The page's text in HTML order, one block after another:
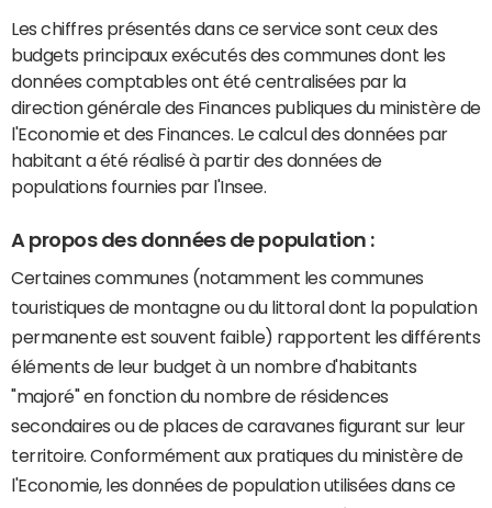
Les chiffres présentés dans ce service sont ceux des
budgets principaux exécutés des communes dont les
données comptables ont été centralisées par la
direction générale des Finances publiques du ministère de
l'Economie et des Finances. Le calcul des données par
habitant a été réalisé à partir des données de
populations fournies par l'Insee.
A propos des données de population :
Certaines communes (notamment les communes
touristiques de montagne ou du littoral dont la population
permanente est souvent faible) rapportent les différents
éléments de leur budget à un nombre d'habitants
"majoré" en fonction du nombre de résidences
secondaires ou de places de caravanes figurant sur leur
territoire. Conformément aux pratiques du ministère de
l'Economie, les données de population utilisées dans ce